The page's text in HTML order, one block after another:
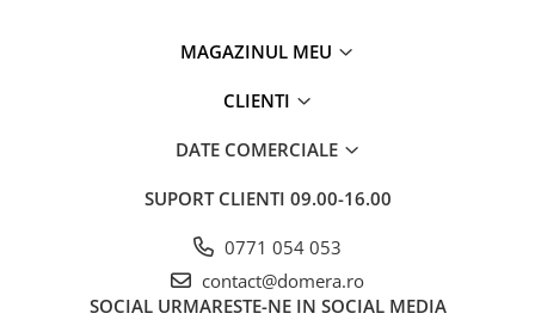
MAGAZINUL MEU
CLIENTI
DATE COMERCIALE
SUPORT CLIENTI 09.00-16.00
0771 054 053
contact@domera.ro
SOCIAL URMARESTE-NE IN SOCIAL MEDIA